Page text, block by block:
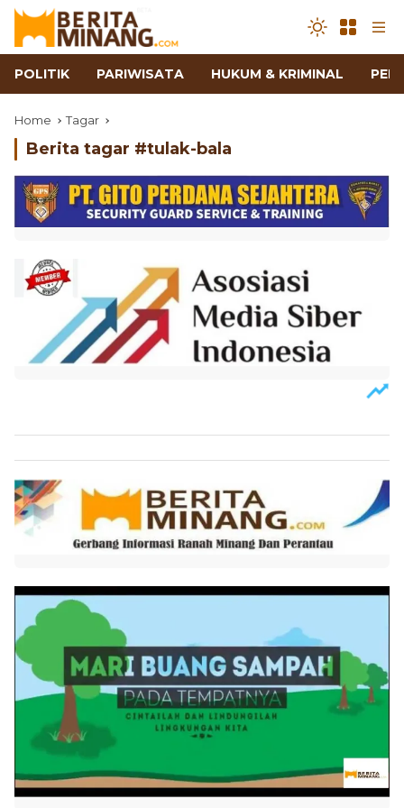
POLITIK PARIWISATA HUKUM & KRIMINAL
Home Tagar
Berita tagar #tulak-bala